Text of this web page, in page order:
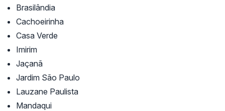
Brasilândia
Cachoeirinha
Casa Verde
Imirim
Jaçanã
Jardim São Paulo
Lauzane Paulista
Mandaqui